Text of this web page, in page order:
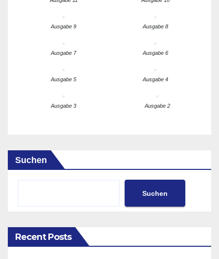
Ausgabe 9 Ausgabe 8
Ausgabe 7 Ausgabe 6
Ausgabe 5 Ausgabe 4
Ausgabe 3 Ausgabe 2
Suchen
Suchen
Recent Posts